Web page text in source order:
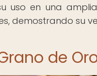
uso en una
demostrando su
de